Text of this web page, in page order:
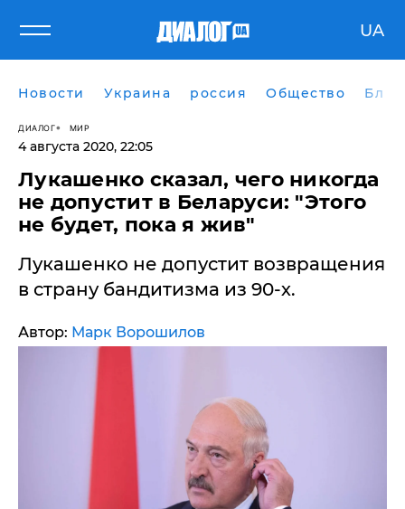
UA
Новости Украина россия Общество
ДИАЛОГ МИР
4 августа 2020, 22:05
Лукашенко сказал, чего никогда
не допустит в Беларуси: "Этого
не будет, пока я жив"
​Лукашенко не допустит возвращения
в страну бандитизма из 90-х.
Автор: Марк Ворошилов